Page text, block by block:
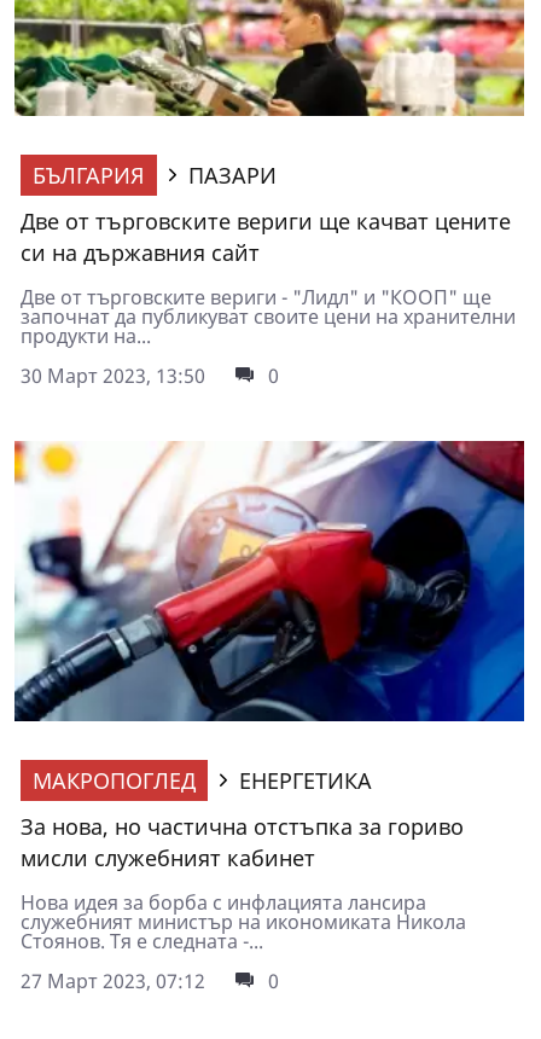
БЪЛГАРИЯ
ПАЗАРИ
Две от търговските вериги ще качват цените
си на държавния сайт
Две от търговските вериги - "Лидл" и "КООП" ще
започнат да публикуват своите цени на хранителни
продукти на...
30 Март 2023, 13:50
0
МАКРОПОГЛЕД
ЕНЕРГЕТИКА
За нова, но частична отстъпка за гориво
мисли служебният кабинет
Нова идея за борба с инфлацията лансира
служебният министър на икономиката Никола
Стоянов. Тя е следната -...
27 Март 2023, 07:12
0